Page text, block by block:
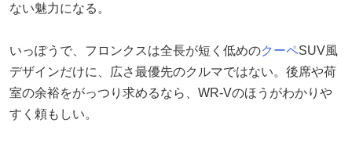
ない魅力になる。
いっぽうで、フロンクスは全長が短く低めのクーペSUV風
デザインだけに、広さ最優先のクルマではない。後席や荷
室の余裕をがっつり求めるなら、WR-Vのほうがわかりや
すく頼もしい。